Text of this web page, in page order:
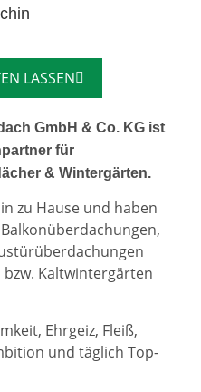
LASSEN
GmbH & Co. KG ist
für
& Wintergärten.
zu Hause und haben
Kaltwintergärten
Ehrgeiz, Fleiß,
und täglich Top-